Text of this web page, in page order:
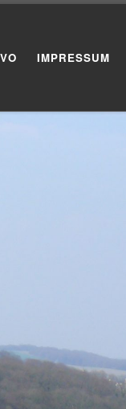
IMPRESSUM